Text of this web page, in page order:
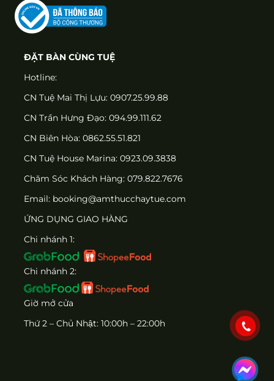
ĐẶT BÀN CÙNG TUỆ
Hotline:
CN Tuệ Mai Thị Lựu: 0907.25.99.88
CN Trần Hưng Đạo: 094.99.111.62
CN Biên Hòa: 0862.55.51.821
CN Tuệ House Marina: 0923.09.3838
Chăm Sóc Khách Hàng: 079.822.7676
Email: booking@amthucchaytue.com
ỨNG DỤNG GIAO HÀNG
Chi nhánh 1:
Chi nhánh 2:
Giờ mở cửa
Thứ 2 – Chủ Nhật: 10:00h – 22:00h